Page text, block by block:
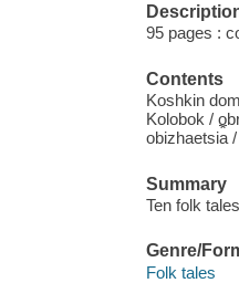
95 pages :
Contents
Koshkin
Kolobok /
obizhaetsi︠a︡
Summary
Ten folk
Genre/
Folk tales